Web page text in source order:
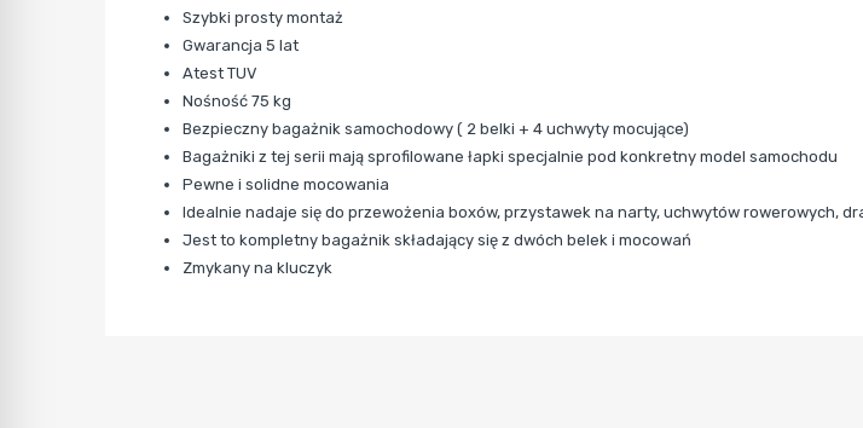
Szybki prosty montaż
Gwarancja 5 lat
Atest TUV
Nośność 75 kg
Bezpieczny bagażnik samochodowy ( 2 belki + 4 uchwyty mocujące)
Bagażniki z tej serii mają sprofilowane łapki specjalnie pod konkretny model samochodu
Pewne i solidne mocowania
Idealnie nadaje się do przewożenia boxów, przystawek na narty, uchwytów rowerowych,
Jest to kompletny bagażnik składający się z dwóch belek i mocowań
Zmykany na kluczyk